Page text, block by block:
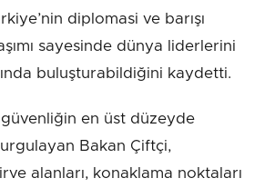
diplomasi ve barışı
sayesinde dünya liderlerini
buluşturabildiğini kaydetti.
en üst düzeyde
Bakan Çiftçi,
alanları, konaklama noktaları